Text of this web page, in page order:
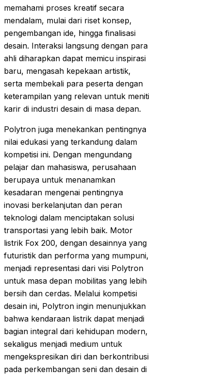
memahami proses kreatif secara
mendalam, mulai dari riset konsep,
pengembangan ide, hingga finalisasi
desain. Interaksi langsung dengan para
ahli diharapkan dapat memicu inspirasi
baru, mengasah kepekaan artistik,
serta membekali para peserta dengan
keterampilan yang relevan untuk meniti
karir di industri desain di masa depan.
Polytron juga menekankan pentingnya
nilai edukasi yang terkandung dalam
kompetisi ini. Dengan mengundang
pelajar dan mahasiswa, perusahaan
berupaya untuk menanamkan
kesadaran mengenai pentingnya
inovasi berkelanjutan dan peran
teknologi dalam menciptakan solusi
transportasi yang lebih baik. Motor
listrik Fox 200, dengan desainnya yang
futuristik dan performa yang mumpuni,
menjadi representasi dari visi Polytron
untuk masa depan mobilitas yang lebih
bersih dan cerdas. Melalui kompetisi
desain ini, Polytron ingin menunjukkan
bahwa kendaraan listrik dapat menjadi
bagian integral dari kehidupan modern,
sekaligus menjadi medium untuk
mengekspresikan diri dan berkontribusi
pada perkembangan seni dan desain di